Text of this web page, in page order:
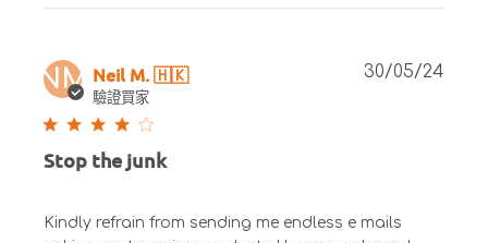
NM Neil M. 🇭🇰
驗證買家
Stop the junk
Kindly refrain from sending me endless e mails
30/05/24